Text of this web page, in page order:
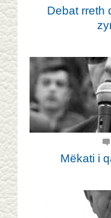
Debat rreth
Mëkati i